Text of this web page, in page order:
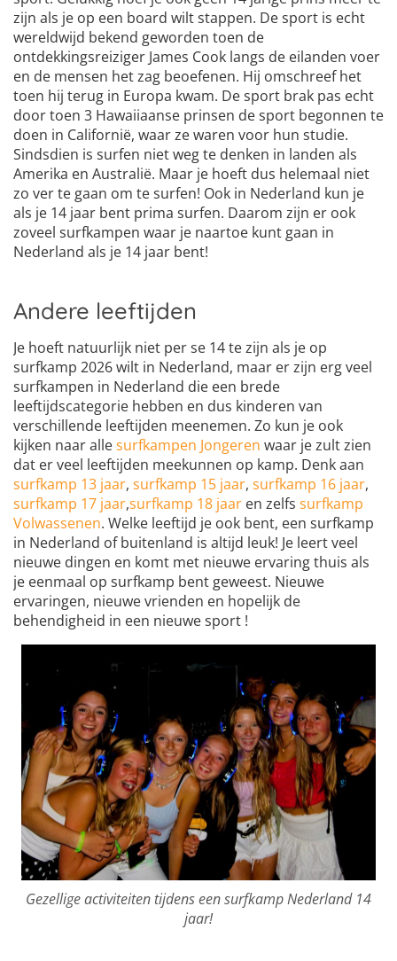
zijn als je op een board wilt stappen. De sport is echt
wereldwijd bekend geworden toen de
ontdekkingsreiziger James Cook langs de eilanden voer
en de mensen het zag beoefenen. Hij omschreef het
toen hij terug in Europa kwam. De sport brak pas echt
door toen 3 Hawaiiaanse prinsen de sport begonnen te
doen in Californië, waar ze waren voor hun studie.
Sindsdien is surfen niet weg te denken in landen als
Amerika en Australië. Maar je hoeft dus helemaal niet
zo ver te gaan om te surfen! Ook in Nederland kun je
als je 14 jaar bent prima surfen. Daarom zijn er ook
zoveel surfkampen waar je naartoe kunt gaan in
Nederland als je 14 jaar bent!
Andere leeftijden
Je hoeft natuurlijk niet per se 14 te zijn als je op
surfkamp 2026 wilt in Nederland, maar er zijn erg veel
surfkampen in Nederland die een brede
leeftijdscategorie hebben en dus kinderen van
verschillende leeftijden meenemen. Zo kun je ook
kijken naar allesurfkampen Jongeren waar je zult zien
dat er veel leeftijden meekunnen op kamp. Denk aan
surfkamp 13 jaar, surfkamp 15 jaar, surfkamp 16 jaar,
surfkamp 17 jaar,surfkamp 18 jaar en zelfs surfkamp
Volwassenen. Welke leeftijd je ook bent, een surfkamp
in Nederland of buitenland is altijd leuk! Je leert veel
nieuwe dingen en komt met nieuwe ervaring thuis als
je eenmaal op surfkamp bent geweest. Nieuwe
ervaringen, nieuwe vrienden en hopelijk de
behendigheid in een nieuwe sport !
Gezellige activiteiten tijdens een surfkamp Nederland 14
jaar!